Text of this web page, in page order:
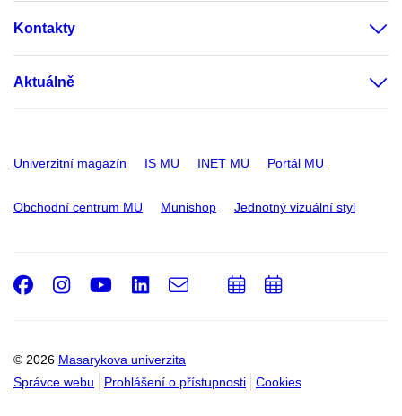
Kontakty
Aktuálně
Univerzitní magazín IS MU INET MU Portál MU
Obchodní centrum MU Munishop Jednotný vizuální styl
© 2026 Masarykova univerzita
Správce webu
Prohlášení o přístupnosti Cookies
Facebook
Instagram
Youtube
LinkedIn
e-
Email
PřidatPřidat